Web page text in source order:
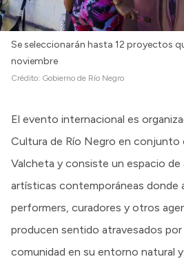
Se seleccionarán hasta 12 proyectos
noviembre
Crédito: Gobierno de Río Negro
El evento internacional es
Cultura de Río Negro en conjunto
Valcheta y consiste un espacio
artísticas contemporáneas donde
performers, curadores y otros
producen sentido atravesados por
comunidad en su entorno natural y